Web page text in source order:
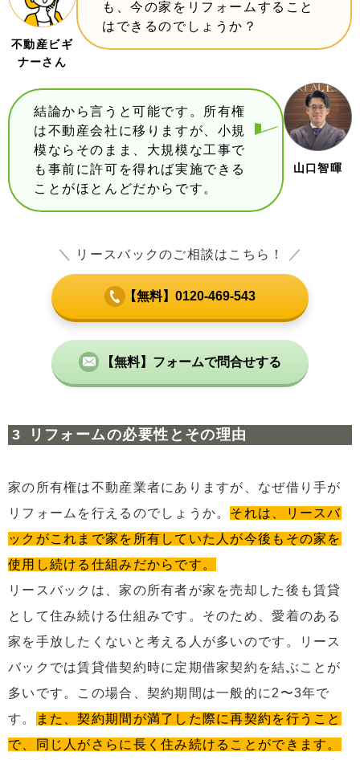
不動産ビギ
ナーさん
も、今の家をリフォームすること
はできるのでしょうか？
山口智暉
結論から言うと可能です。所有権
は不動産会社に移りますが、小規
模ならそのまま、大規模な工事で
も事前に許可を得れば実施できる
ことがほとんどだからです。
＼ リースバックのご相談はこちら！ ／
【無料】0120-469-543
【無料】フォームで問合せする
リフォームの必要性とその理由
家の所有権は不動産業者にありますが、なぜ借り手が
リフォームを行えるのでしょうか。 それは、リースバ
ックがこれまで家を所有していた人が今後もその家を
使用し続ける仕組みだからです。
リースバックは、家の所有者が家を売却した後も賃貸
として住み続ける仕組みです。そのため、愛着のある
家を手放したくないと考える人が多いのです。リース
バックでは賃貸借契約時に定期借家契約を結ぶことが
多いです。この場合、契約期間は一般的に2〜3年で
す。
また、契約期間が満了した際に再契約を行うこと
で、同じ人がさらに長く住み続けることができます。